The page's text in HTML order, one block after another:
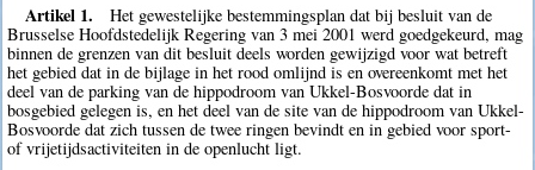
Artikel 1.
Het gewestelijke bestemmingsplan dat bij besluit van de
Brusselse Hoofdstedelijk Regering van 3 mei 2001 werd goedgekeurd, mag
binnen de grenzen van dit besluit deels worden gewijzigd voor wat betreft
het gebied dat in de bijlage in het rood omlijnd is en overeenkomt met het
deel van de parking van de hippodroom van Ukkel-Bosvoorde dat in
bosgebied gelegen is, en het deel van de site van de hippodroom van Ukkel-
Bosvoorde dat zich tussen de twee ringen bevindt en in gebied voor sport-
of vrijetijdsactiviteiten in de openlucht ligt.